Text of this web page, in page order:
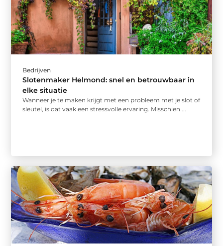
Bedrijven
Slotenmaker Helmond: snel en betrouwbaar in
elke situatie
Wanneer je te maken krijgt met een probleem met je slot of
sleutel, is dat vaak een stressvolle ervaring. Misschien ...